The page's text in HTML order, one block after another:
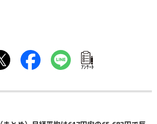
ｱﾝｹｰﾄ